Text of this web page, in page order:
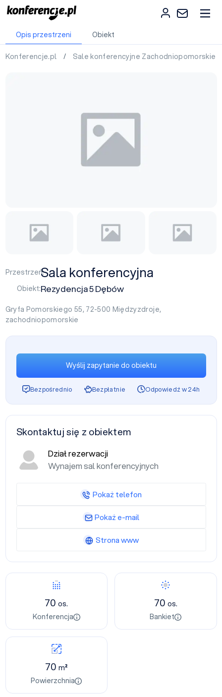
Opis przestrzeni Obiekt
Konferencje.pl / Sale konferencyjne Zachodniopomorskie
Przestrzeń:Sala konferencyjna
Obiekt:Rezydencja 5 Dębów
Gryfa Pomorskiego 55, 72-500 Międzyzdroje,
zachodniopomorskie
70os.
Konferencja
70 os.
Bankiet
70m²
Powierzchnia
Wyślij zapytanie do obiektu
Bezpośrednio Bezpłatnie Odpowiedź w 24h
Skontaktuj się z obiektem
Dział rezerwacji
Wynajem sal konferencyjnych
Pokaż telefon
Pokaż e-mail
Strona www